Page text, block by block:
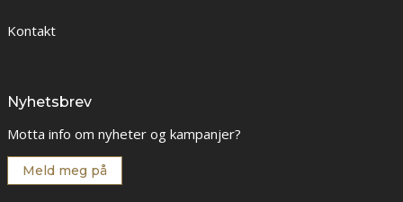
Kontakt
Nyhetsbrev
Motta info om nyheter og kampanjer?
Meld meg på